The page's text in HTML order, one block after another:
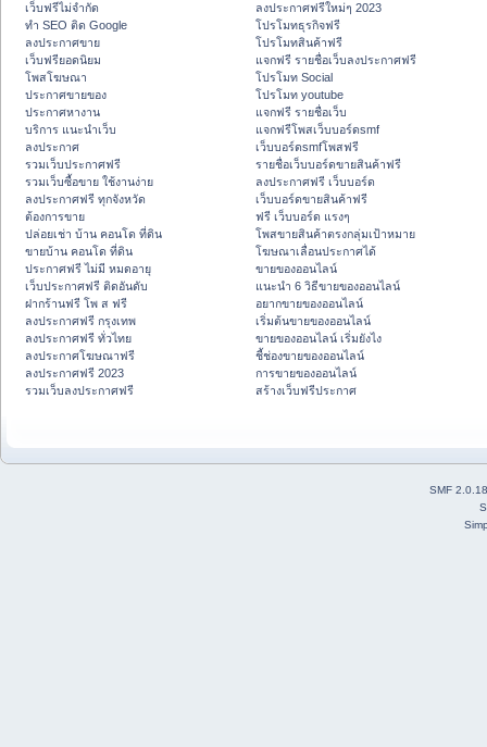
เว็บฟรีไม่จำกัด
ทำ SEO ติด Google
ลงประกาศขาย
เว็บฟรียอดนิยม
โพสโฆษณา
ประกาศขายของ
ประกาศหางาน
บริการ แนะนำเว็บ
ลงประกาศ
รวมเว็บประกาศฟรี
รวมเว็บซื้อขาย ใช้งานง่าย
ลงประกาศฟรี ทุกจังหวัด
ต้องการขาย
ปล่อยเช่า บ้าน คอนโด ที่ดิน
ขายบ้าน คอนโด ที่ดิน
ประกาศฟรี ไม่มี หมดอายุ
เว็บประกาศฟรี ติดอันดับ
ฝากร้านฟรี โพ ส ฟรี
ลงประกาศฟรี กรุงเทพ
ลงประกาศฟรี ทั่วไทย
ลงประกาศโฆษณาฟรี
ลงประกาศฟรี 2023
รวมเว็บลงประกาศฟรี
ลงประกาศฟรีใหม่ๆ 2023
โปรโมทธุรกิจฟรี
โปรโมทสินค้าฟรี
แจกฟรี รายชื่อเว็บลงประกาศฟรี
โปรโมท Social
โปรโมท youtube
แจกฟรี รายชื่อเว็บ
แจกฟรีโพสเว็บบอร์ดsmf
เว็บบอร์ดsmfโพสฟรี
รายชื่อเว็บบอร์ดขายสินค้าฟรี
ลงประกาศฟรี เว็บบอร์ด
เว็บบอร์ดขายสินค้าฟรี
ฟรี เว็บบอร์ด แรงๆ
โพสขายสินค้าตรงกลุ่มเป้าหมาย
โฆษณาเลื่อนประกาศได้
ขายของออนไลน์
แนะนำ 6 วิธีขายของออนไลน์
อยากขายของออนไลน์
เริ่มต้นขายของออนไลน์
ขายของออนไลน์ เริ่มยังไง
ชี้ช่องขายของออนไลน์
การขายของออนไลน์
สร้างเว็บฟรีประกาศ
SMF 2.0.18